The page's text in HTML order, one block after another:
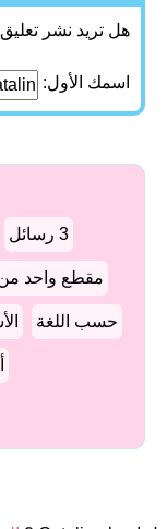
هل تريد نشر
اسمك الأول:
3 رسائل
مقطع واحد
حسب اللغة